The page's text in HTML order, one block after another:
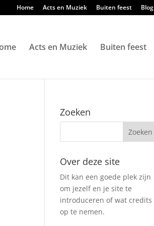
Home Acts en Muziek Buiten feest Blog
Acts en Muziek Buiten feest
Zoeken
Over deze site
Dit kan een goede plek zijn
om jezelf en je site te
introduceren of wat credits
op te nemen.